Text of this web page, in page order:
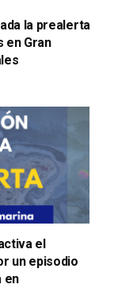
la prealerta
Gran
el
un episodio
en